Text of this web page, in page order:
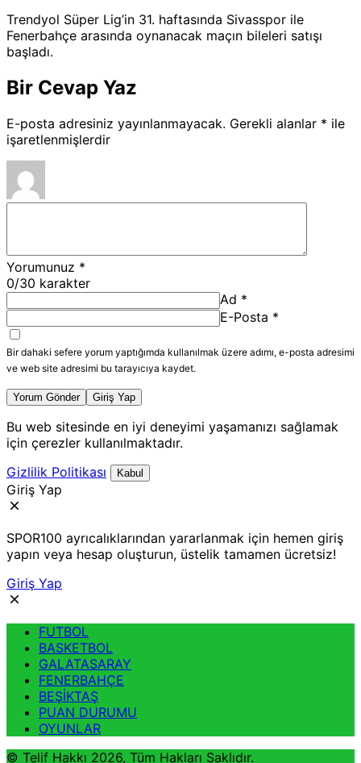
Trendyol Süper Lig’in 31. haftasında Sivasspor ile
Fenerbahçe arasında oynanacak maçın bileleri satışı
başladı.
Bir Cevap Yaz
E-posta adresiniz yayınlanmayacak. Gerekli alanlar * ile
işaretlenmişlerdir
Yorumunuz *
0/30 karakter
Ad *
E-Posta *
Bir dahaki sefere yorum yaptığımda kullanılmak üzere adımı, e-posta adresimi
ve web site adresimi bu tarayıcıya kaydet.
Yorum Gönder Giriş Yap
Bu web sitesinde en iyi deneyimi yaşamanızı sağlamak
için çerezler kullanılmaktadır.
Gizlilik Politikası
Kabul
Giriş Yap
SPOR100 ayrıcalıklarından yararlanmak için hemen giriş
yapın veya hesap oluşturun, üstelik tamamen ücretsiz!
Giriş Yap
FUTBOL
BASKETBOL
GALATASARAY
FENERBAHÇE
BEŞİKTAŞ
PUAN DURUMU
OYUNLAR
© Telif Hakkı 2026, Tüm Hakları Saklıdır.